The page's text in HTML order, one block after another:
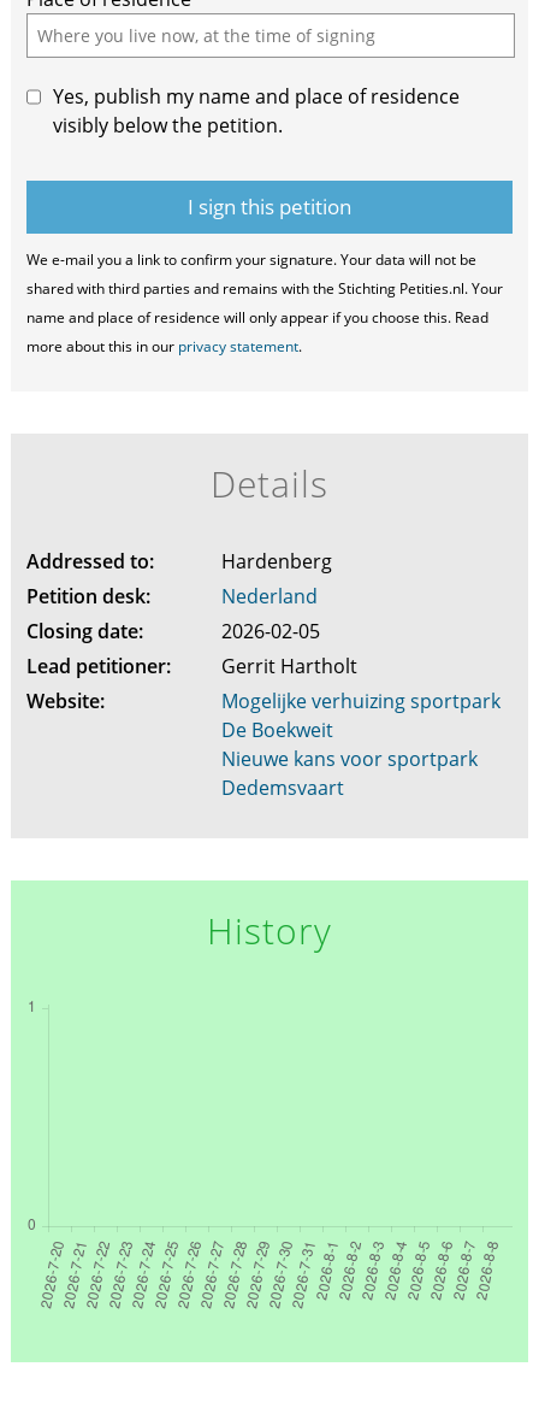
Yes, publish my name and place of residence
visibly below the petition.
We e-mail you a link to confirm your signature. Your data will not be
shared with third parties and remains with the Stichting Petities.nl. Your
name and place of residence will only appear if you choose this. Read
more about this in our privacy statement.
Details
Addressed to:
Hardenberg
Petition desk:
Nederland
Closing date:
2026-02-05
Lead petitioner:
Gerrit Hartholt
Website:
Mogelijke verhuizing sportpark
De Boekweit
Nieuwe kans voor sportpark
Dedemsvaart
History